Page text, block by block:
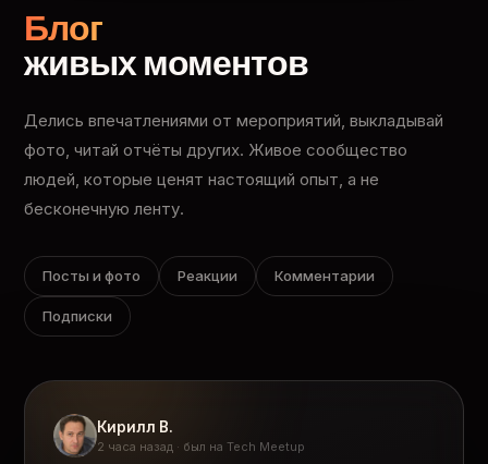
Блог
живых моментов
Делись впечатлениями от мероприятий, выкладывай
фото, читай отчёты других. Живое сообщество
людей, которые ценят настоящий опыт, а не
бесконечную ленту.
Посты и фото Реакции Комментарии
Подписки
Кирилл В.
2 часа назад · был на Tech Meetup